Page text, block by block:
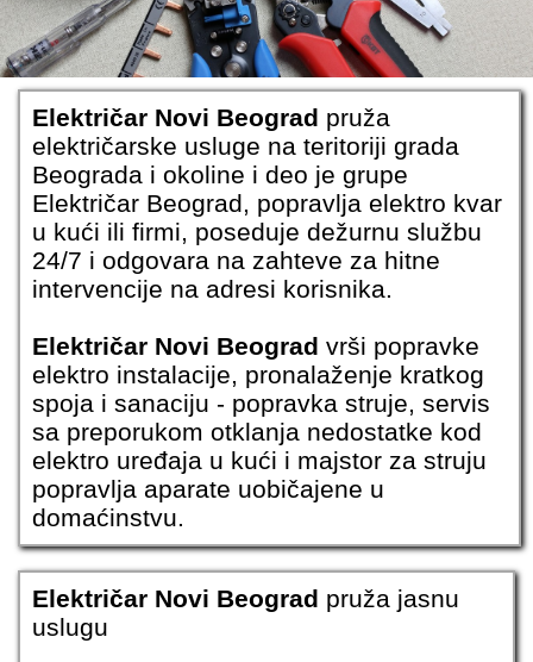
Električar Novi Beograd pruža
električarske usluge na teritoriji grada
Beograda i okoline i deo je grupe
Električar Beograd, popravlja elektro kvar
u kući ili firmi, poseduje dežurnu službu
24/7 i odgovara na zahteve za hitne
intervencije na adresi korisnika.
Električar Novi Beograd vrši popravke
elektro instalacije, pronalaženje kratkog
spoja i sanaciju - popravka struje, servis
sa preporukom otklanja nedostatke kod
elektro uređaja u kući i majstor za struju
popravlja aparate uobičajene u
domaćinstvu.
Električar Novi Beograd pruža jasnu
uslugu